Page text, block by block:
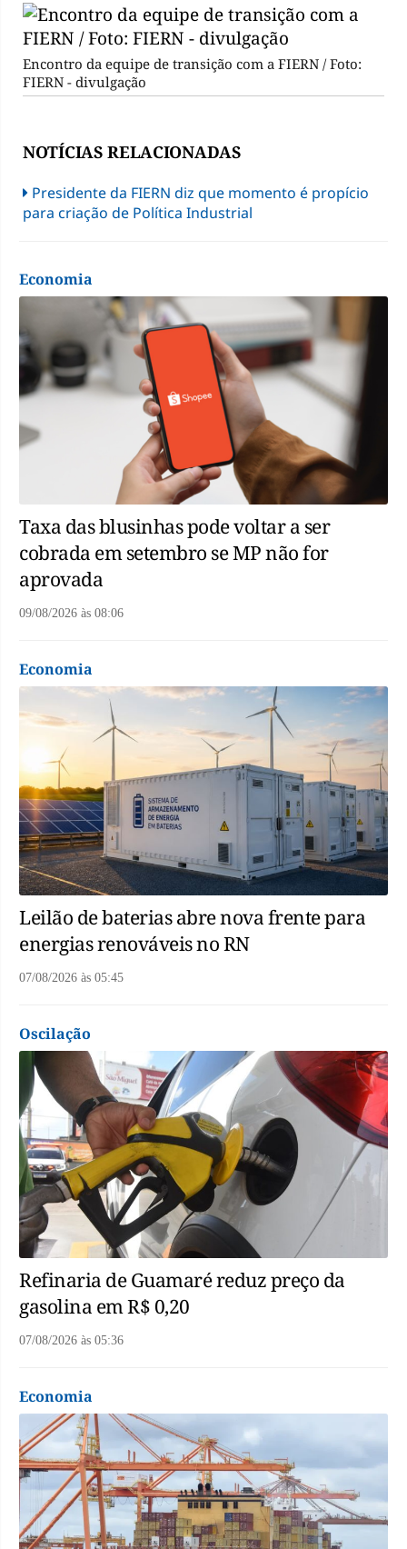
Encontro da equipe de transição com a FIERN / Foto:
FIERN - divulgação
NOTÍCIAS RELACIONADAS
Presidente da FIERN diz que momento é propício
para criação de Política Industrial
Economia
Taxa das blusinhas pode voltar a ser
cobrada em setembro se MP não for
aprovada
09/08/2026 às 08:06
Economia
Leilão de baterias abre nova frente para
energias renováveis no RN
07/08/2026 às 05:45
Oscilação
Refinaria de Guamaré reduz preço da
gasolina em R$ 0,20
07/08/2026 às 05:36
Economia